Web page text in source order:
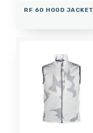
RF 60 HOOD JACKET